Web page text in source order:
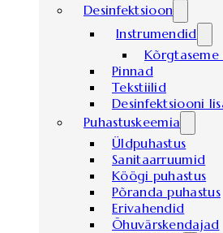
Desinfektsioon
Instrumendid
Kõrgtaseme
Pinnad
Tekstiilid
Desinfektsiooni
Puhastuskeemia
Üldpuhastus
Sanitaarruumid
Köögi puhastus
Põranda puhastus
Erivahendid
Õhuvärskendajad